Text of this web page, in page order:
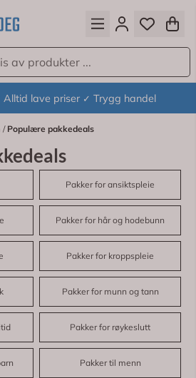
Alltid lave priser ✓ Trygg handel
/ Populære pakkedeals
Pakker for ansiktspleie
Pakker for hår og hodebunn
Pakker for kroppspleie
Pakker for munn og tann
Pakker for røykeslutt
Pakker til menn